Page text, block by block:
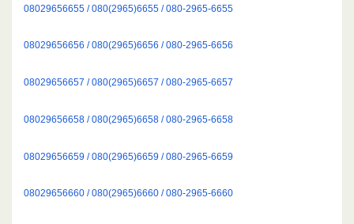
08029656655 / 080(2965)6655 / 080-2965-6655
08029656656 / 080(2965)6656 / 080-2965-6656
08029656657 / 080(2965)6657 / 080-2965-6657
08029656658 / 080(2965)6658 / 080-2965-6658
08029656659 / 080(2965)6659 / 080-2965-6659
08029656660 / 080(2965)6660 / 080-2965-6660